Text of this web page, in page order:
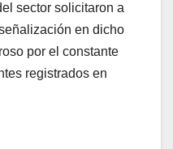
sector solicitaron a
en dicho
por el constante
registrados en